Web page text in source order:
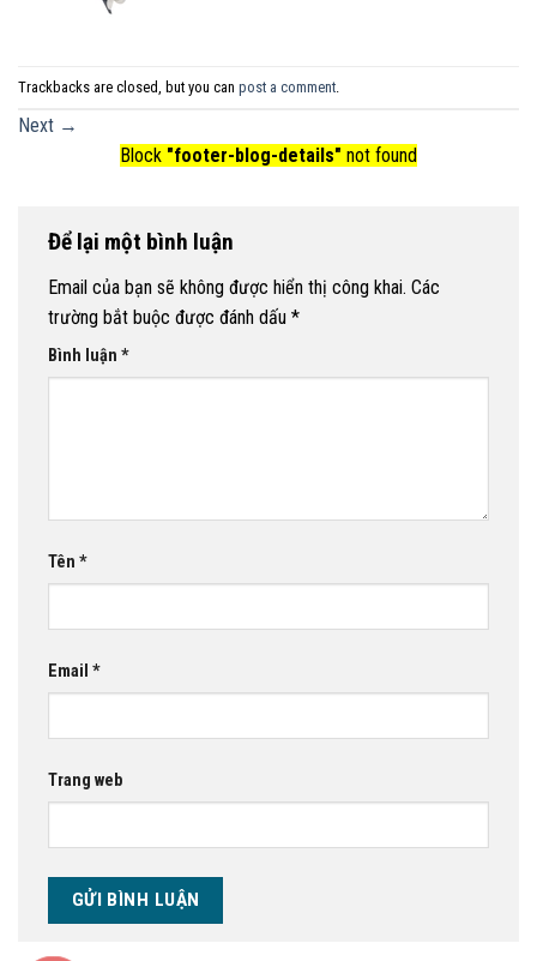
Trackbacks are closed, but you can post a comment
Next →
Block "footer-blog-details" not found
Để lại một bình luận
Email của bạn sẽ không được hiển thị công khai. Các
trường bắt buộc được đánh dấu *
Bình luận *
Tên *
Email *
Trang web